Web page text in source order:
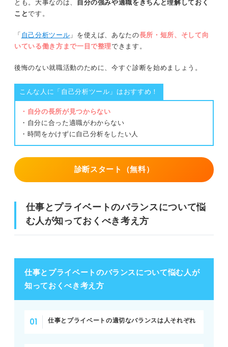
してみる
り替える方法10選
①仕事後にメールをチェックするのをやめ
る
②仕事とプライベートで服装を変える
③仕事帰りに寄り道をしてみる
④ストレッチなど軽い運動をする
い分ける
き出す
⑨仕事専用の場所や道具をつくる
⑩家族や友人と話をする
とも。大事なのは、 自分の強みや適職をきちんと理解しておく
ことです。
「 自己分析ツール 」を使えば、あなたの長所・短所、そして向
いている働き方まで一目で整理できます。
後悔のない就職活動のために、今すぐ診断を始めましょう。
こんな人に「自己分析ツール」はおすすめ！
・自分の長所が見つからない
・自分に合った適職がわからない
・時間をかけずに自己分析をしたい人
診断スタート（無料）
仕事とプライベートのバランスについて悩
む人が知っておくべき考え方
仕事とプライベートのバランスについて悩む人が
知っておくべき考え方
仕事とプライベートの適切なバランスは人それぞれ
①人間関係でストレスを感じやすい人
②休日に予定をたくさん組みたい人
ト
メリット①：お互いを深く理解することで仕事を円滑に進めや
すい
メリット②：柔軟な働き方をしやすい
デメリット①：長時間労働に陥りやすい
仕事とプライベートを分けないほうが良い人の特徴3つ
③落差が大きいことにストレスを感じる人
どちらが適してる？ 自分に合った働き方を見極める3つの
方法